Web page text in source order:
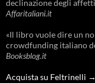
declinazione degli
Affaritaliani.it
«Il libro vuole dire un
crowdfunding italiano
Booksblog.it
Acquista su Feltrinelli →